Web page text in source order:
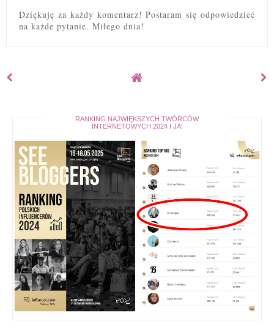
Dziękuję za każdy komentarz! Postaram się odpowiedzieć
na każde pytanie. Miłego dnia!
RANKING NAJWIĘKSZYCH TWÓRCÓW
INTERNETOWYCH 2024 I JA!